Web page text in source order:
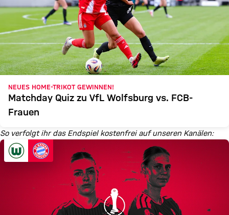
NEUES HOME-TRIKOT GEWINNEN!
Matchday Quiz zu VfL Wolfsburg vs. FCB-
Frauen
So verfolgt ihr das Endspiel kostenfrei auf unseren Kanälen: